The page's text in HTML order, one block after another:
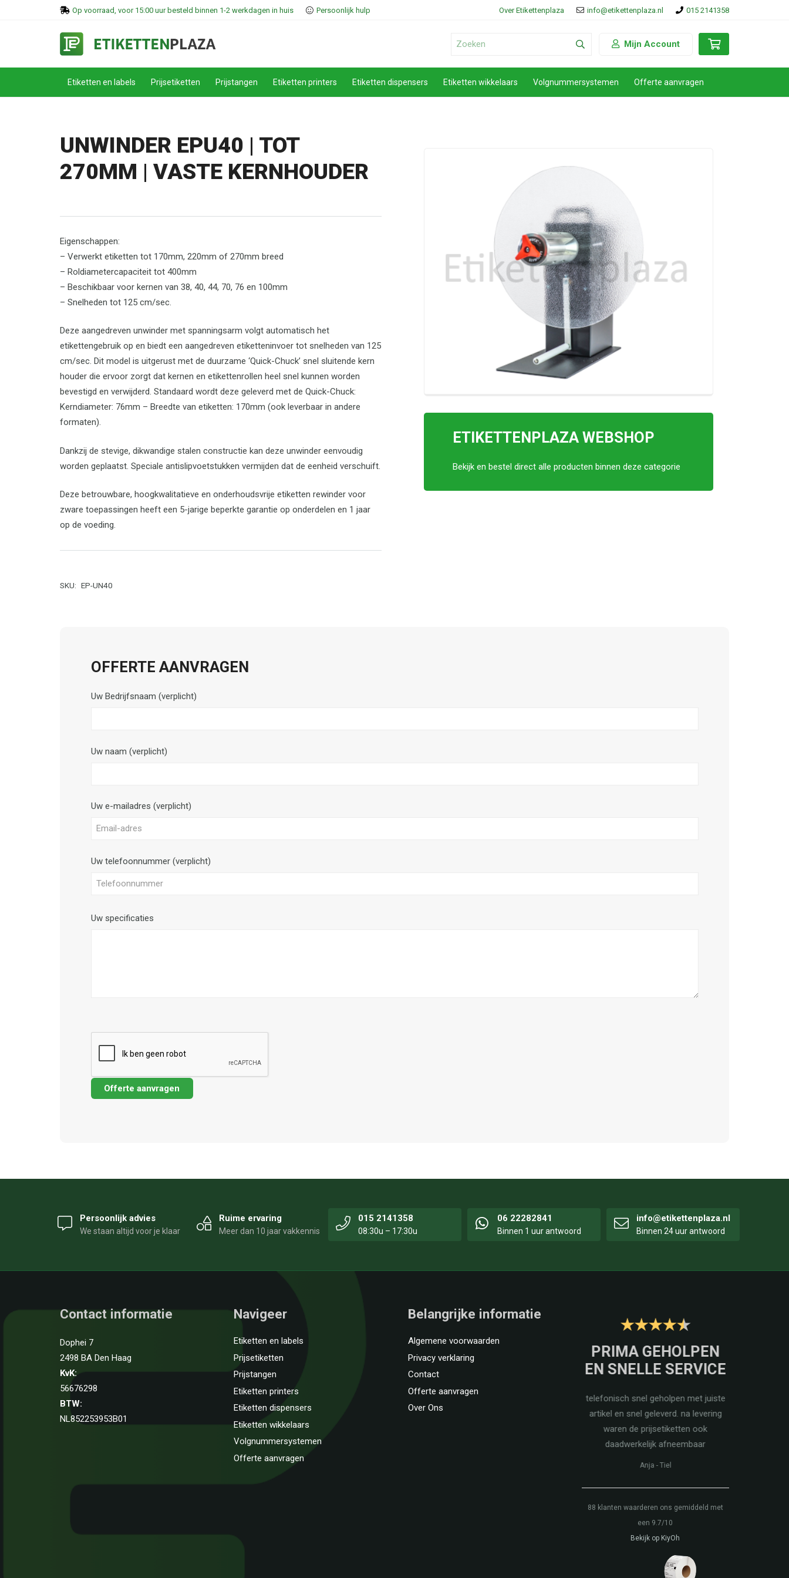
Op voorraad, voor 15:00 uur besteld binnen 1-2 werkdagen in huis Persoonlijk hulp Over Etikettenplaza info@etikettenplaza.nl 015 2141358
Mijn Account
Etiketten en labels Prijsetiketten Prijstangen Etiketten printers Etiketten dispensers Etiketten wikkelaars Volgnummersystemen Offerte aanvragen
UNWINDER EPU40 | TOT
270MM | VASTE KERNHOUDER
Eigenschappen:
– Verwerkt etiketten tot 170mm, 220mm of 270mm breed
– Roldiametercapaciteit tot 400mm
– Beschikbaar voor kernen van 38, 40, 44, 70, 76 en 100mm
– Snelheden tot 125 cm/sec.
Deze aangedreven unwinder met spanningsarm volgt automatisch het
etikettengebruik op en biedt een aangedreven etiketteninvoer tot snelheden van 125
cm/sec. Dit model is uitgerust met de duurzame ‘Quick-Chuck’ snel sluitende kern
houder die ervoor zorgt dat kernen en etikettenrollen heel snel kunnen worden
bevestigd en verwijderd. Standaard wordt deze geleverd met de Quick-Chuck:
Kerndiameter: 76mm – Breedte van etiketten: 170mm (ook leverbaar in andere
formaten).
Dankzij de stevige, dikwandige stalen constructie kan deze unwinder eenvoudig
worden geplaatst. Speciale antislipvoetstukken vermijden dat de eenheid verschuift.
Deze betrouwbare, hoogkwalitatieve en onderhoudsvrije etiketten rewinder voor
zware toepassingen heeft een 5-jarige beperkte garantie op onderdelen en 1 jaar
op de voeding.
SKU: EP-UN40
ETIKETTENPLAZA WEBSHOP
Bekijk en bestel direct alle producten binnen deze categorie
OFFERTE AANVRAGEN
Uw Bedrijfsnaam (verplicht)
Uw naam (verplicht)
Uw e-mailadres (verplicht)
Uw telefoonnummer (verplicht)
Uw specificaties
Persoonlijk advies
We staan altijd voor je klaar
Ruime ervaring
Meer dan 10 jaar vakkennis
015 2141358
08:30u – 17:30u
06 22282841
Binnen 1 uur antwoord
info@etikettenplaza.nl
Binnen 24 uur antwoord
Contact informatie
Dophei 7
2498 BA Den Haag
KvK:
56676298
BTW:
NL852253953B01
Navigeer
Etiketten en labels
Prijsetiketten
Prijstangen
Etiketten printers
Etiketten dispensers
Etiketten wikkelaars
Volgnummersystemen
Offerte aanvragen
Belangrijke informatie
Algemene voorwaarden
Privacy verklaring
Contact
Offerte aanvragen
Over Ons
TOP SERVICE EN
Fijne klantenservice en flexibility met
leveren. Duurzaam ingesteld bedrijf.
PRIMA GEHOLPEN
EN SNELLE SERVICE
telefonisch snel geholpen met juiste
artikel en snel geleverd. na levering
waren de prijsetiketten ook
daadwerkelijk afneembaar
Anja - Tiel
88 klanten waarderen ons gemiddeld met
een 9.7/10
Bekijk op KiyOh